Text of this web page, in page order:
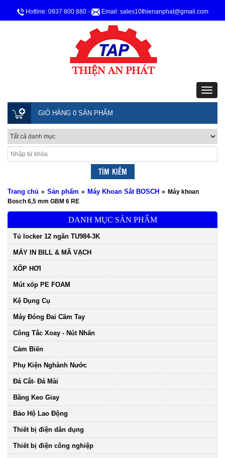
Hotline: 0937 800 880 - Email: sales10thienanphat@gmail.com
GIỎ HÀNG 0 SẢN PHẨM
Trang chủ » Sản phẩm » Máy Khoan Sắt BOSCH » Máy khoan
Bosch 6,5 mm GBM 6 RE
DANH MỤC SẢN PHẨM
Tủ locker 12 ngăn TU984-3K
MÁY IN BILL & MÃ VẠCH
XỐP HƠI
Mút xốp PE FOAM
Kệ Dụng Cụ
Máy Đóng Đai Cầm Tay
Công Tắc Xoay - Nút Nhấn
Cảm Biến
Phụ Kiện Nghành Nước
Đá Cắt- Đá Mài
Băng Keo Giay
Bảo Hộ Lao Động
Thiết bị điện dân dụng
Thiết bị điện công nghiệp